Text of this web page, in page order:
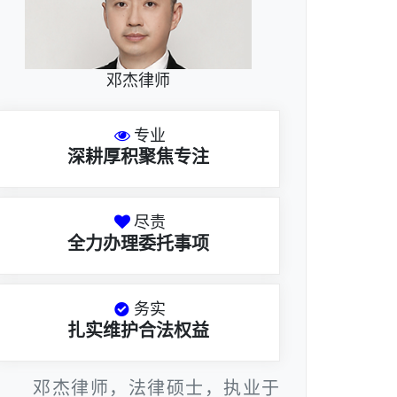
邓杰律师
专业
深耕厚积聚焦专注
尽责
全力办理委托事项
务实
扎实维护合法权益
邓杰律师，法律硕士，执业于